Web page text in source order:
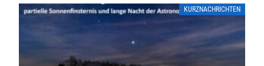
KURZNACHRICHTEN